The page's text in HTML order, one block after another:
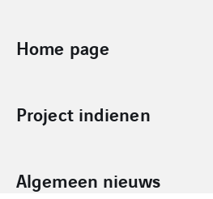
Home page
Project indienen
Algemeen nieuws